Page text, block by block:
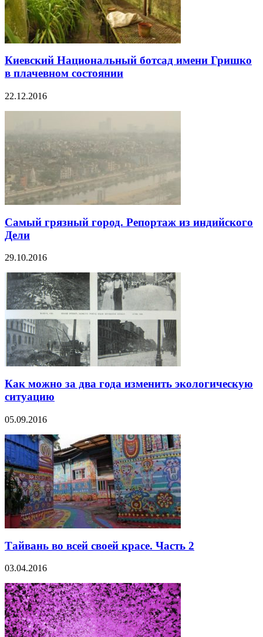
Киевский Национальный ботсад имени Гришко
в плачевном состоянии
22.12.2016
Самый грязный город. Репортаж из индийского
Дели
29.10.2016
Как можно за два года изменить экологическую
ситуацию
05.09.2016
Тайвань во всей своей красе. Часть 2
03.04.2016